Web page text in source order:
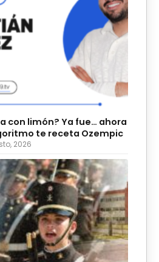
con limón? Ya fue… ahora
te receta Ozempic
2026